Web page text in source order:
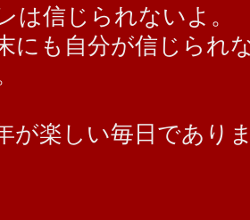
は信じられないよ。
にも自分が信じられ
が楽しい毎日であり